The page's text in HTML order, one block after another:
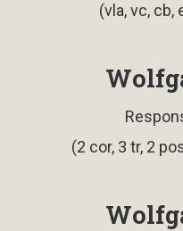
(vla, vc, cb,
(2 cor, 3 tr, 2